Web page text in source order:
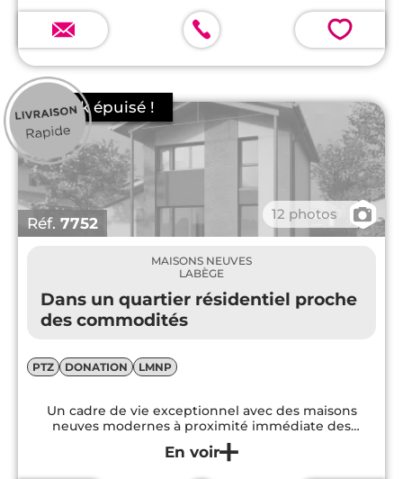
également un très bon profil.
💗
Réf. 7752 12 photos 📷
MAISONS NEUVES
LABÈGE
Dans un quartier résidentiel proche
des commodités
PTZ DONATION LMNP
Un cadre de vie exceptionnel avec des maisons
neuves modernes à proximité immédiate des
commodités et des espaces verts.